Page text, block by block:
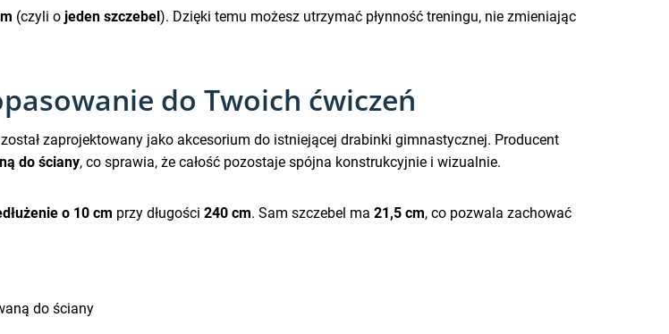
(czyli o jeden szczebel). Dzięki temu możesz utrzymać płynność treningu, nie zmieniając
do Twoich ćwiczeń
został zaprojektowany jako akcesorium do istniejącej drabinki gimnastycznej. Producent
do ściany, co sprawia, że całość pozostaje spójna konstrukcyjnie i wizualnie.
o 10 cm przy długości 240 cm. Sam szczebel ma 21,5 cm, co pozwala zachować
do ściany